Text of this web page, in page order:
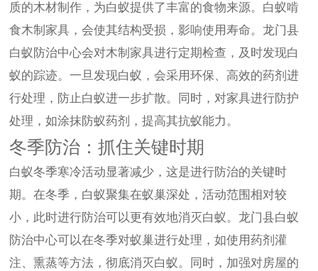
质的木材制作，为白蚁提供了丰富的食物来源。白蚁啃
食木制家具，会使其结构受损，影响使用寿命。龙门县
白蚁防治中心会对木制家具进行定期检查，及时发现白
蚁的踪迹。一旦发现白蚁，会采用环保、高效的药剂进
行处理，防止白蚁进一步扩散。同时，对家具进行防护
处理，如涂抹防蚁药剂，提高其抗蚁能力。
冬季防治：抓住关键时期
白蚁冬季寒冷活动显著减少，这是进行防治的关键时
期。在冬季，白蚁聚集在蚁巢深处，活动范围相对较
小，此时进行防治可以更有效地消灭白蚁。龙门县白蚁
防治中心可以在冬季对蚁巢进行处理，如使用药剂灌
注、熏蒸等方法，彻底消灭白蚁。同时，加强对房屋的